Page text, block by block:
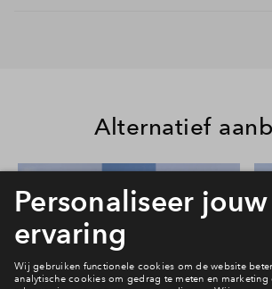
Alternatief
24